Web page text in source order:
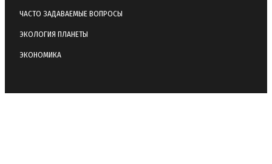
ЧАСТО ЗАДАВАЕМЫЕ ВОПРОСЫ
ЭКОЛОГИЯ ПЛАНЕТЫ
ЭКОНОМИКА